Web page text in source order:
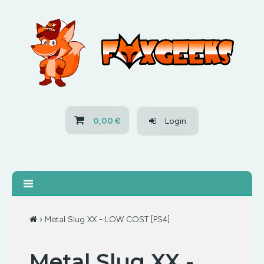
0,00 € Login
HOME
OFERTAS
XBOX ONE
› Metal Slug XX - LOW COST [PS4]